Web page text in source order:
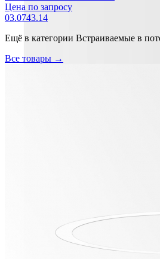
Цена по запросу
03.0743.14
Ещё в категории Встраиваемые в
Все товары →